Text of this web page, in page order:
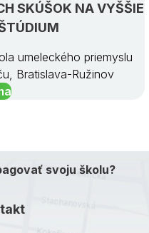
SKÚŠOK NA VYŠŠIE
umeleckého priemyslu
Bratislava-Ružinov
svoju školu?